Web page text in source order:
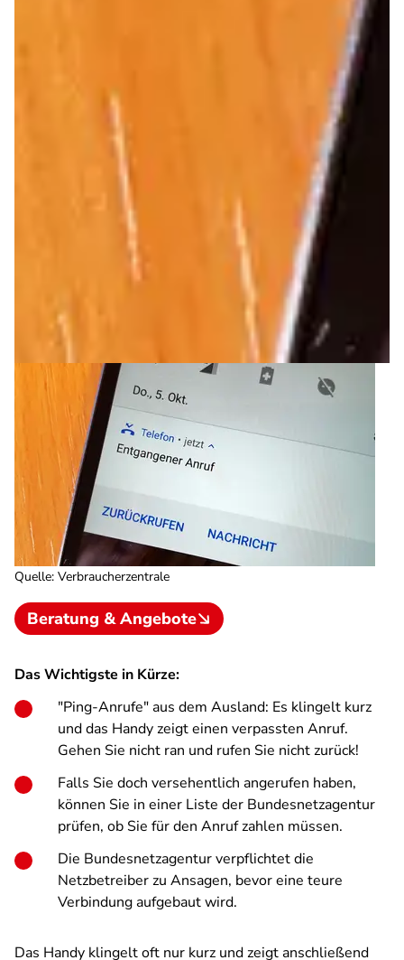
Quelle: Verbraucherzentrale
Beratung & Angebote
Das Wichtigste in Kürze:
"Ping-Anrufe" aus dem Ausland: Es klingelt kurz
und das Handy zeigt einen verpassten Anruf.
Gehen Sie nicht ran und rufen Sie nicht zurück!
Falls Sie doch versehentlich angerufen haben,
können Sie in einer Liste der Bundesnetzagentur
prüfen, ob Sie für den Anruf zahlen müssen.
Die Bundesnetzagentur verpflichtet die
Netzbetreiber zu Ansagen, bevor eine teure
Verbindung aufgebaut wird.
Das Handy klingelt oft nur kurz und zeigt anschließend